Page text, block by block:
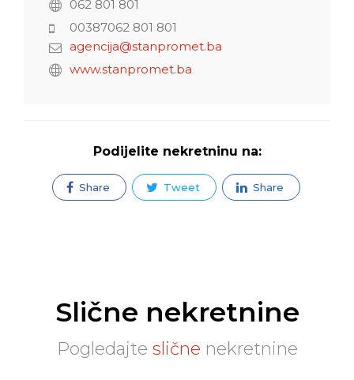
062 801 801
00387062 801 801
agencija@stanpromet.ba
www.stanpromet.ba
Podijelite nekretninu na:
Share Tweet Share
Slične nekretnine
Pogledajte slične nekretnine